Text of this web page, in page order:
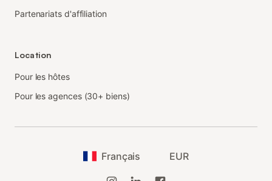
Partenariats d'affiliation
Location
Pour les hôtes
Pour les agences (30+ biens)
Français EUR